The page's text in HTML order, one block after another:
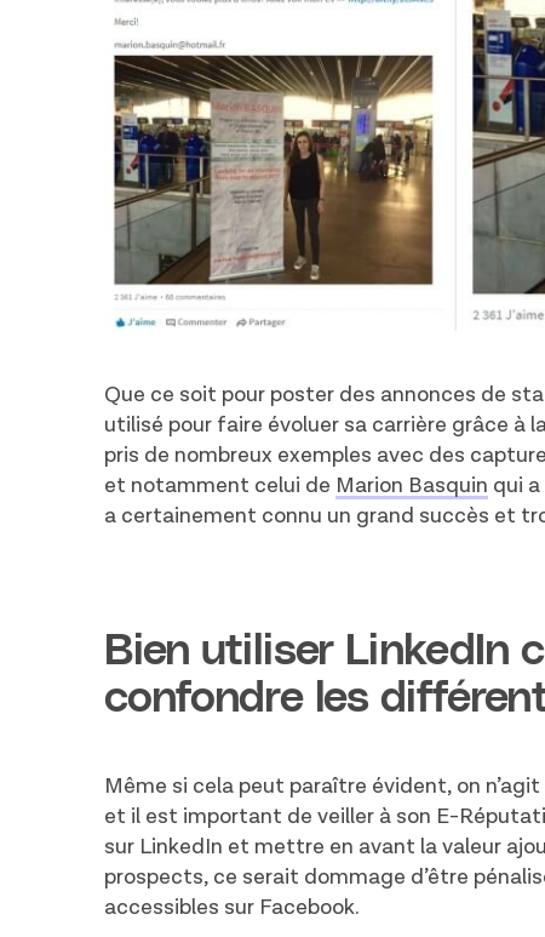
Que ce soit pour poster des annonces de
utilisé pour faire évoluer sa carrière grâce à
pris de nombreux exemples avec des
et notamment celui de Marion Basquin qui
a certainement connu un grand succès et
Bien utiliser LinkedIn
confondre les
Même si cela peut paraître évident, on
et il est important de veiller à son E-
sur LinkedIn et mettre en avant la valeur
prospects, ce serait dommage d’être
accessibles sur Facebook.